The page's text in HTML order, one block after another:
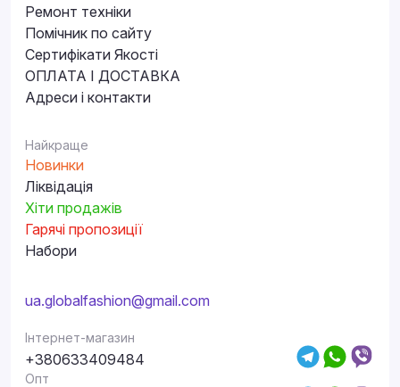
Ремонт техніки
Помічник по сайту
Сертифікати Якості
ОПЛАТА І ДОСТАВКА
Адреси і контакти
Найкраще
Новинки
Ліквідація
Хіти продажів
Гарячі пропозиції
Набори
ua.globalfashion@gmail.com
Інтернет-магазин
+380633409484
Опт